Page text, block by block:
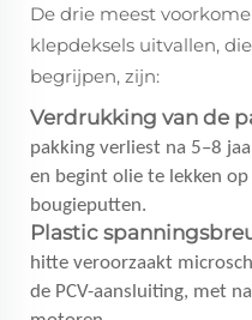
De drie meest
klepdeksels uitvallen,
begrijpen, zijn:
Verdrukking van de
pakking verliest na 5–8
en begint olie te lekken
bougieputten.
Plastic
hitte veroorzaakt
de PCV-aansluiting, met